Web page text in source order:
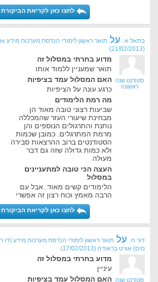
לחצו כאן לקריאת
בתאל א. על תואר ראשון לימודי הנדסת מערכות מידע
(
21/02/2013
)
סטודנט שנה
ראשונה
מדוע בחרתי במסלול זה
תואר שמעניין ללמוד אותו
האם המסלול עמד בציפיות
כרגע עונה על הציפיות
מה רמת הלימודים
שביעות רצוני טובה מאוד הן
מבחינת שיעורי העזר שהמכללה
נותנת והתרגולים הנוספים והן
מרמת המתרגלים. כמובן שכמות
הסטודנטים ברוב ההרצאות סבירה
ולא כמות גדולה שזה גם דבר
מעולה
העצה הכי טובה למתעניינים
במסלול
הלימודים קשים מאוד..אבל עם
הרבה מאמץ וכוח רצון זה אפשרי
לחצו כאן לקריאת
דור ח. על תואר ראשון לימודי הנדסת מערכות מידע (דו
מים) אורט בראודה (
17/02/2013
)
סטודנט שנה
מדוע בחרתי במסלול זה
עיניין
האם המסלול עמד בציפיות